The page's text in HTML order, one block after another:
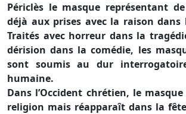
Périclès le masque représentant
déjà aux prises avec la raison dans
Traités avec horreur dans la
dérision dans la comédie, les
sont soumis au dur
humaine.
Dans l’Occident chrétien, le
religion mais réapparaît dans la